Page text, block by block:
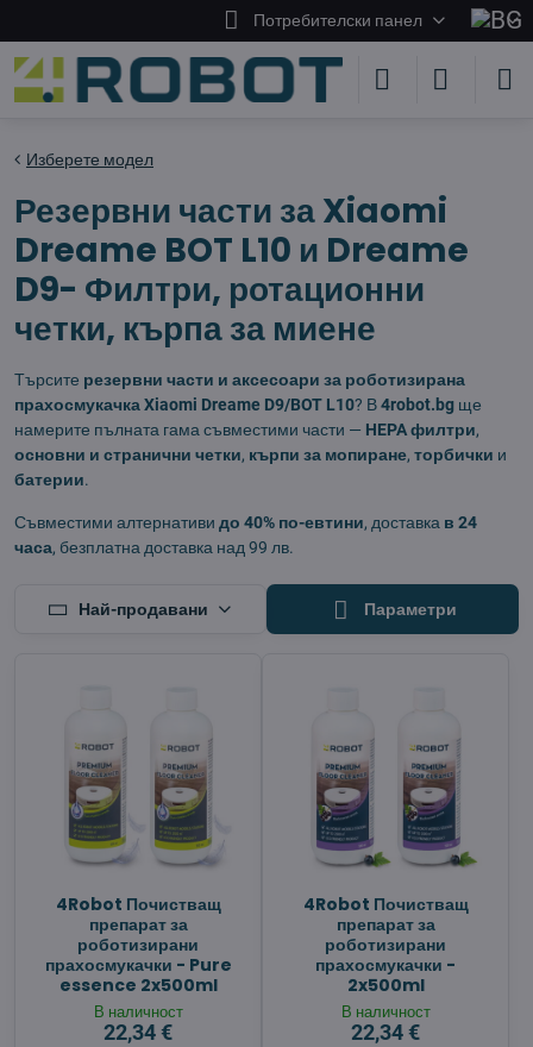
Потребителски панел
Изберете модел
Резервни части за Xiaomi
Dreame BOT L10 и Dreame
D9- Филтри, ротационни
четки, кърпа за миене
Търсите резервни части и аксесоари за роботизирана
прахосмукачка Xiaomi Dreame D9/BOT L10? В4robot.bg ще
намерите пълната гама съвместими части — HEPA филтри,
основни и странични четки, кърпи за мопиране, торбички и
батерии.
Съвместими алтернативи до 40% по-евтини, доставка в 24
часа, безплатна доставка над 99 лв.
Най-продавани Параметри
4Robot Почистващ
препарат за
роботизирани
прахосмукачки - Pure
essence 2x500ml
В наличност
22,34 €
4Robot Почистващ
препарат за
роботизирани
прахосмукачки -
2x500ml
В наличност
22,34 €